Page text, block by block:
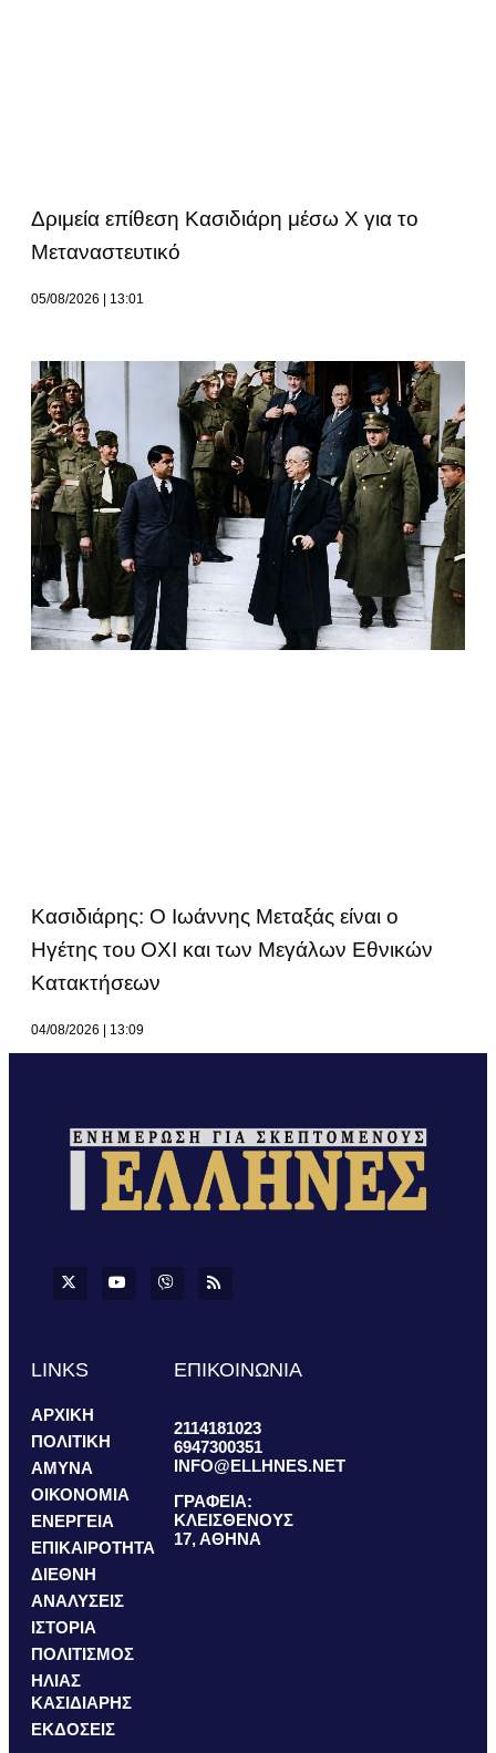
Δριμεία επίθεση Κασιδιάρη μέσω Χ για το
Μεταναστευτικό
05/08/2026 13:01
Κασιδιάρης: Ο Ιωάννης Μεταξάς είναι ο
Ηγέτης του ΟΧΙ και των Μεγάλων Εθνικών
Κατακτήσεων
04/08/2026 13:09
LINKS
ΑΡΧΙΚΗ
ΠΟΛΙΤΙΚΗ
ΑΜΥΝΑ
ΟΙΚΟΝΟΜΙΑ
ΕΝΕΡΓΕΙΑ
ΕΠΙΚΑΙΡΟΤΗΤΑ
ΔΙΕΘΝΗ
ΑΝΑΛΥΣΕΙΣ
ΙΣΤΟΡΙΑ
ΠΟΛΙΤΙΣΜΟΣ
ΗΛΙΑΣ
ΚΑΣΙΔΙΑΡΗΣ
ΕΚΔΟΣΕΙΣ
ΕΠΙΚΟΙΝΩΝΙΑ
2114181023
6947300351
INFO@ELLHNES.NET
ΓΡΑΦΕΙΑ:
ΚΛΕΙΣΘΕΝΟΥΣ
17, ΑΘΗΝΑ